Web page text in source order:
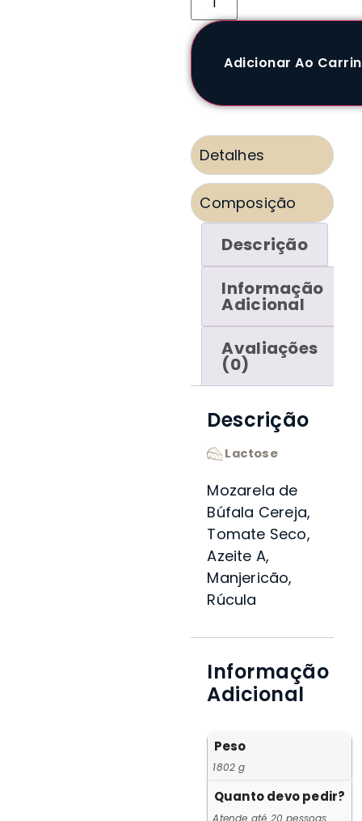
Adicionar Ao
Detalhes
Composição
Descrição
Informação
Adicional
Avaliações
(0)
Descrição
Lactose
Mozarela de
Búfala Cereja,
Tomate Seco,
Azeite A,
Manjericão,
Rúcula
Informação
Adicional
Peso
1802 g
Quanto devo pedir?
Atende até 20 pessoas